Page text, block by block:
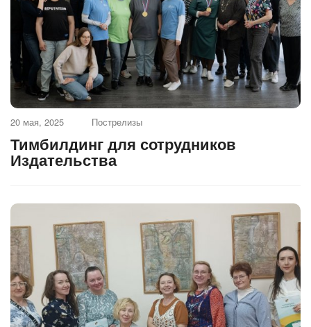
20 мая, 2025 Пострелизы
Тимбилдинг для сотрудников
Издательства